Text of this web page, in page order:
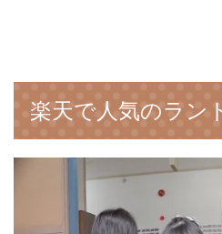
楽天で人気のラン